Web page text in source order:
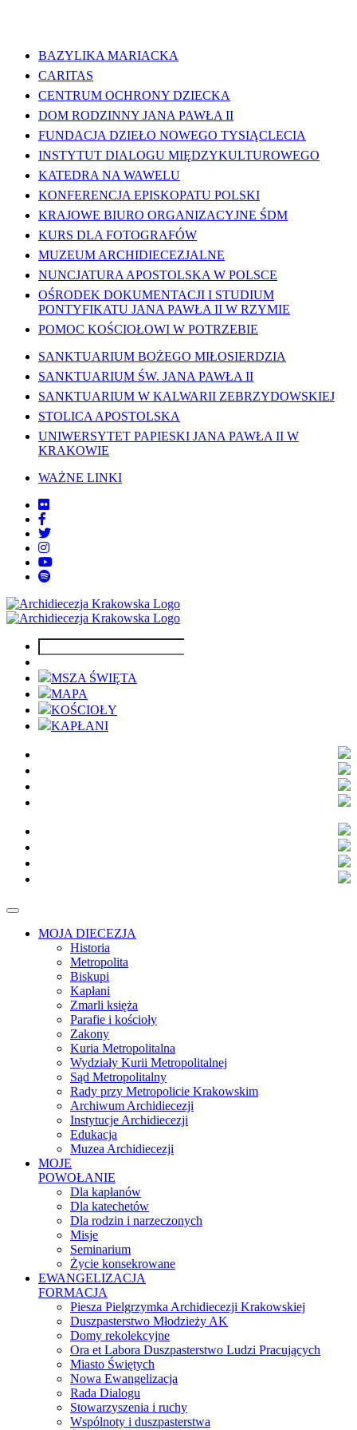
BAZYLIKA MARIACKA
CARITAS
CENTRUM OCHRONY DZIECKA
DOM RODZINNY JANA PAWŁA II
FUNDACJA DZIEŁO NOWEGO TYSIĄCLECIA
INSTYTUT DIALOGU MIĘDZYKULTUROWEGO
KATEDRA NA WAWELU
KONFERENCJA EPISKOPATU POLSKI
KRAJOWE BIURO ORGANIZACYJNE ŚDM
KURS DLA FOTOGRAFÓW
MUZEUM ARCHIDIECEZJALNE
NUNCJATURA APOSTOLSKA W POLSCE
OŚRODEK DOKUMENTACJI I STUDIUM
PONTYFIKATU JANA PAWŁA II W RZYMIE
POMOC KOŚCIOŁOWI W POTRZEBIE
SANKTUARIUM BOŻEGO MIŁOSIERDZIA
SANKTUARIUM ŚW. JANA PAWŁA II
SANKTUARIUM W KALWARII ZEBRZYDOWSKIEJ
STOLICA APOSTOLSKA
UNIWERSYTET PAPIESKI JANA PAWŁA II W
KRAKOWIE
WAŻNE LINKI
MSZA ŚWIĘTA
MAPA
KOŚCIOŁY
KAPŁANI
MOJA DIECEZJA
Historia
Metropolita
Biskupi
Kapłani
Zmarli księża
Parafie i kościoły
Zakony
Kuria Metropolitalna
Wydziały Kurii Metropolitalnej
Sąd Metropolitalny
Rady przy Metropolicie Krakowskim
Archiwum Archidiecezji
Instytucje Archidiecezji
Edukacja
Muzea Archidiecezji
MOJE
POWOŁANIE
Dla kapłanów
Dla katechetów
Dla rodzin i narzeczonych
Misje
Seminarium
Życie konsekrowane
EWANGELIZACJA
FORMACJA
Piesza Pielgrzymka Archidiecezji Krakowskiej
Duszpasterstwo Młodzieży AK
Domy rekolekcyjne
Ora et Labora Duszpasterstwo Ludzi Pracujących
Miasto Świętych
Nowa Ewangelizacja
Rada Dialogu
Stowarzyszenia i ruchy
Wspólnoty i duszpasterstwa